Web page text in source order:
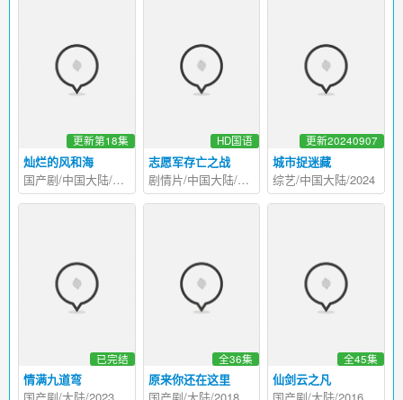
灿烂的风和海
更新第18集
国产剧/中国大陆/2024
志愿军存亡之战
HD国语
剧情片/中国大陆/2024
城市捉迷藏
更新20240907
综艺/中国大陆/2024
情满九道弯
已完结
原来你还在这里
全36集
仙剑云之凡
全45集